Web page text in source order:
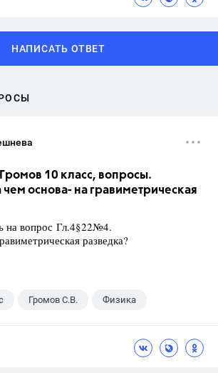
НАПИСАТЬ ОТВЕТ
10 класс, вопросы.
основа- на гравиметрическая
на вопрос Гл.4§22№4.
разведка?
Громов С.В. Физика